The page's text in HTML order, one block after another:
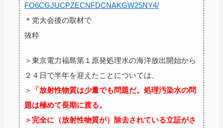
FO6CGJUCPZECNFDCNAKGW25NY4/
＊党大会後の取材で
抜粋
＞東京電力福島第１原発処理水の海洋放出開始から
２４日で半年を迎えたことについては、
＞
「放射性物質は少量でも問題だ。処理汚染水の問
題は極めて長期に渡る。
＞完全に（放射性物質が）除去されている立証がさ